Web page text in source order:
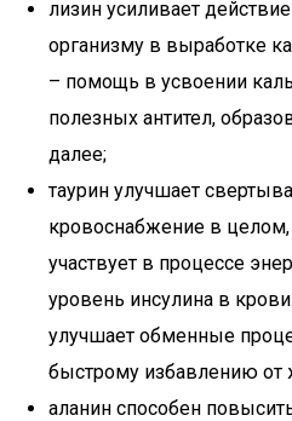
лизин усиливает
организму в выработке
– помощь в усвоении
полезных антител,
далее;
таурин улучшает
кровоснабжение в
участвует в процессе
уровень инсулина в
улучшает обменные
быстрому избавлению от
аланин способен